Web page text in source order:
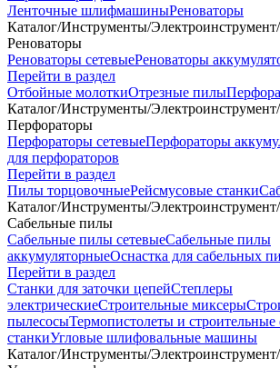
Ленточные шлифмашиныРеноваторы
Каталог/Инструменты/Электроинструмент/
Реноваторы
Реноваторы сетевыеРеноваторы
Перейти в раздел
Отбойные молоткиОтрезные пилы
Каталог/Инструменты/Электроинструмент/
Перфораторы
Перфораторы сетевыеПерфораторы
для перфораторов
Перейти в раздел
Пилы торцовочныеРейсмусовые станки
Каталог/Инструменты/Электроинструмент/
Сабельные пилы
Сабельные пилы сетевыеСабельные пилы
аккумуляторныеОснастка для сабельных
Перейти в раздел
Станки для заточки цепейСтеплеры
электрическиеСтроительные миксеры
пылесосыТермопистолеты и
станкиУгловые шлифовальные машины
Каталог/Инструменты/Электроинструмент/